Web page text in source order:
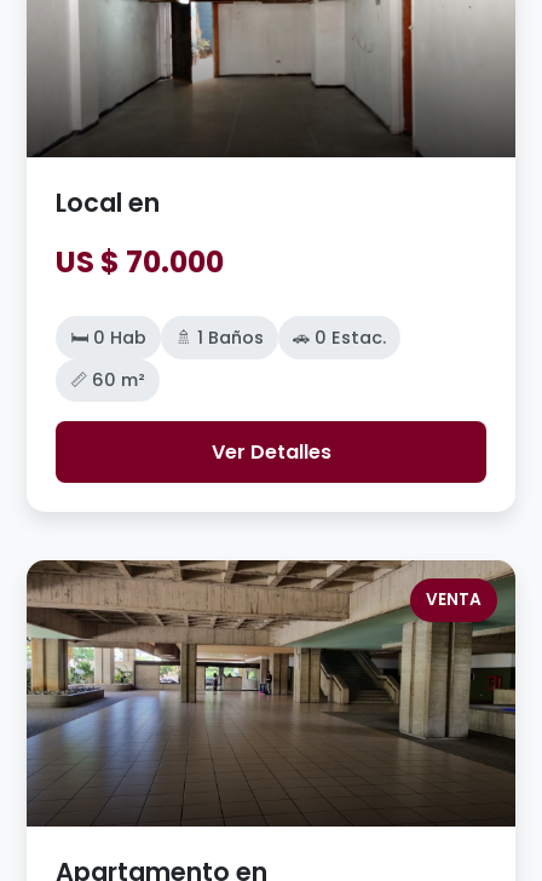
Local en
US $ 70.000
🛏️ 0 Hab 🚿 1 Baños
🚗 0 Estac.
📏 60 m²
Ver Detalles
VENTA
Apartamento en